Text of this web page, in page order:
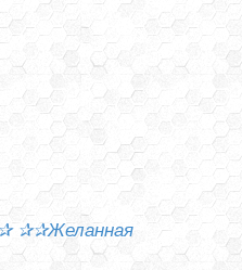
✰✰Желанная